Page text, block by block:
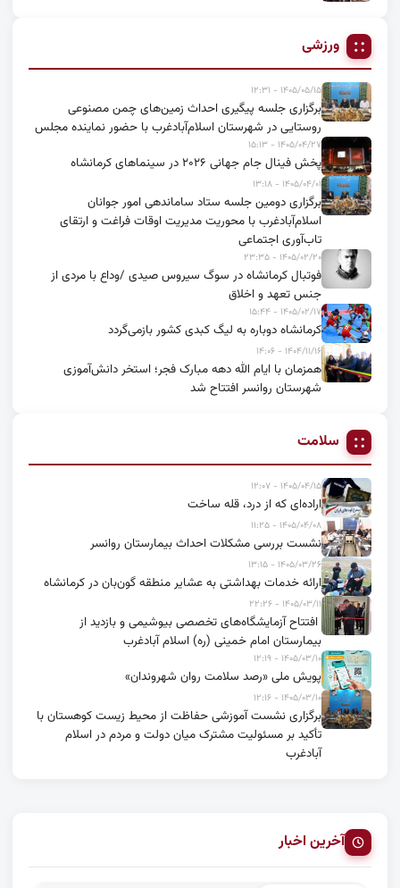
ورزشی
۱۴۰۵/۰۵/۱۵ - ۱۲:۳۱
برگزاری جلسه پیگیری احداث زمین‌های چمن مصنوعی
روستایی در شهرستان اسلام‌آبادغرب با حضور نماینده مجلس
۱۴۰۵/۰۴/۲۷ - ۱۵:۱۳
پخش فینال جام جهانی ۲۰۲۶ در سینماهای کرمانشاه
۱۴۰۵/۰۴/۰۱ - ۱۳:۱۸
برگزاری دومین جلسه ستاد ساماندهی امور جوانان
اسلام‌آبادغرب با محوریت مدیریت اوقات فراغت و ارتقای
تاب‌آوری اجتماعی
۱۴۰۵/۰۲/۲۰ - ۲۳:۳۵
فوتبال کرمانشاه در سوگ سیروس صیدی /وداع با مردی از
جنس تعهد و اخلاق
۱۴۰۵/۰۲/۱۷ - ۱۵:۴۴
کرمانشاه دوباره به لیگ کبدی کشور بازمی‌گردد
۱۴۰۴/۱۱/۱۶ - ۱۴:۰۶
همزمان با ایام الله دهه مبارک فجر؛ استخر دانش‌آموزی
شهرستان روانسر افتتاح شد
سلامت
۱۴۰۵/۰۴/۱۵ - ۱۲:۰۷
اراده‌ای که از درد، قله ساخت
۱۴۰۵/۰۴/۰۸ - ۱۱:۲۵
نشست بررسی مشکلات احداث بیمارستان روانسر
۱۴۰۵/۰۳/۲۶ - ۱۳:۱۵
ارائه خدمات بهداشتی به عشایر منطقه گون‌بان در کرمانشاه
۱۴۰۵/۰۳/۱۱ - ۲۲:۲۶
افتتاح آزمایشگاه‌های تخصصی بیوشیمی و بازدید از
بیمارستان امام خمینی (ره) اسلام آبادغرب
۱۴۰۵/۰۳/۱۰ - ۱۲:۱۹
پویش ملی «رصد سلامت روان شهروندان»
۱۴۰۵/۰۳/۱۰ - ۱۲:۱۶
برگزاری نشست آموزشی حفاظت از محیط زیست کوهستان با
تأکید بر مسئولیت مشترک میان دولت و مردم در اسلام
آبادغرب
آخرین اخبار